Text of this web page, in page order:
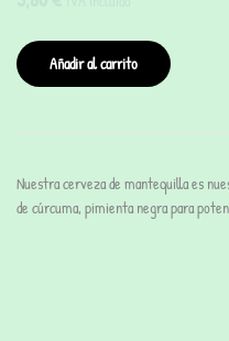
Añadir al carrito
Nuestra cerveza de mantequilla es
de cúrcuma, pimienta negra para